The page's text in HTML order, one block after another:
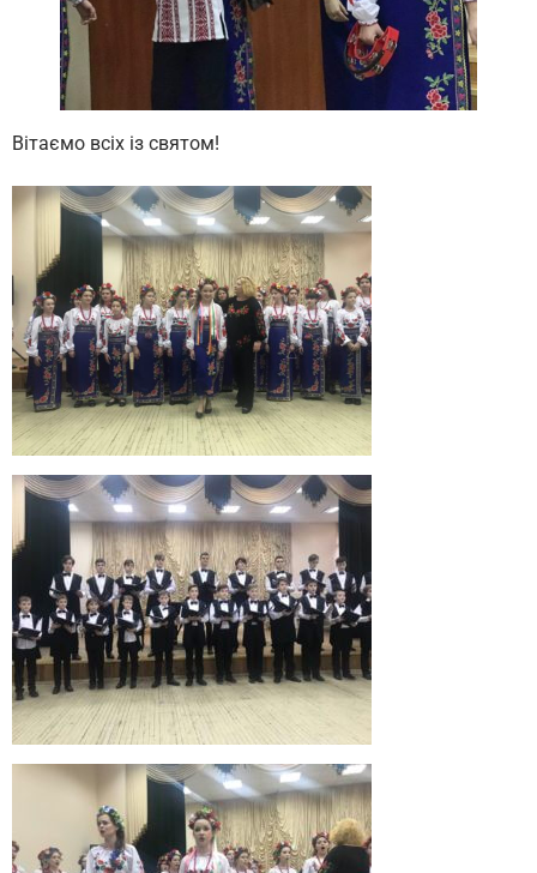
Вітаємо всіх із святом!